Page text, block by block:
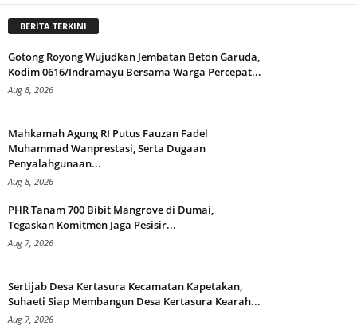
BERITA TERKINI
Gotong Royong Wujudkan Jembatan Beton Garuda,
Kodim 0616/Indramayu Bersama Warga Percepat...
Aug 8, 2026
Mahkamah Agung RI Putus Fauzan Fadel
Muhammad Wanprestasi, Serta Dugaan
Penyalahgunaan...
Aug 8, 2026
PHR Tanam 700 Bibit Mangrove di Dumai,
Tegaskan Komitmen Jaga Pesisir...
Aug 7, 2026
Sertijab Desa Kertasura Kecamatan Kapetakan,
Suhaeti Siap Membangun Desa Kertasura Kearah...
Aug 7, 2026